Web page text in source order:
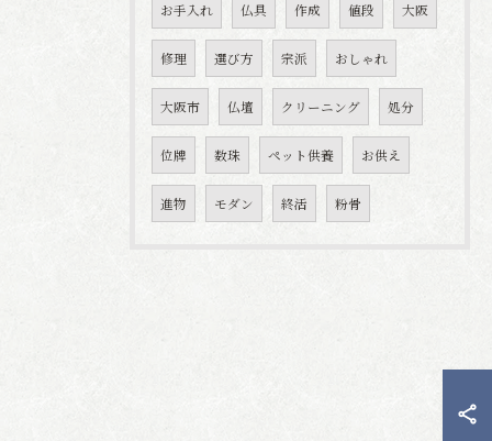
お手入れ 仏具 作成 値段 大阪
修理 選び方 宗派 おしゃれ
大阪市 仏壇 クリーニング 処分
位牌 数珠 ペット供養 お供え
進物 モダン 終活 粉骨